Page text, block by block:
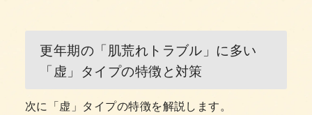
更年期の「肌荒れトラブル」に多い
「虚」タイプの特徴と対策
次に「虚」タイプの特徴を解説します。